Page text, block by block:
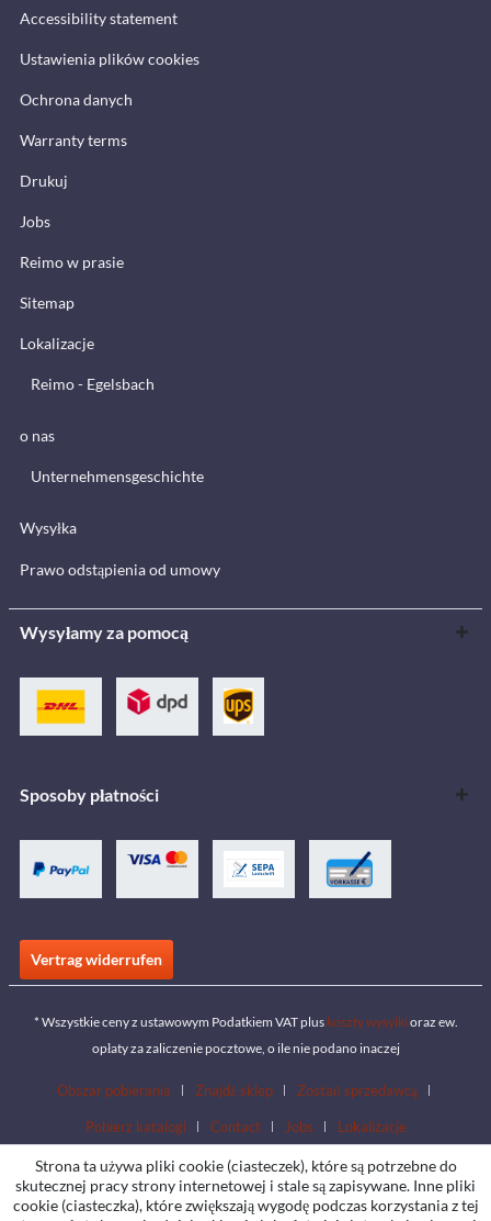
Accessibility statement
Ustawienia plików cookies
Ochrona danych
Warranty terms
Drukuj
Jobs
Reimo w prasie
Sitemap
Lokalizacje
Reimo - Egelsbach
o nas
Unternehmensgeschichte
Wysyłka
Prawo odstąpienia od umowy
Wysyłamy za pomocą
Sposoby płatności
Vertrag widerrufen
* Wszystkie ceny z ustawowym Podatkiem VAT plus koszty wysyłki oraz ew.
opłaty za zaliczenie pocztowe, o ile nie podano inaczej
Obszar pobierania Znajdź sklep Zostań sprzedawcą
Pobierz katalogi Contact Jobs Lokalizacje
Strona ta używa pliki cookie (ciasteczek), które są potrzebne do
skutecznej pracy strony internetowej i stale są zapisywane. Inne pliki
cookie (ciasteczka), które zwiększają wygodę podczas korzystania z tej